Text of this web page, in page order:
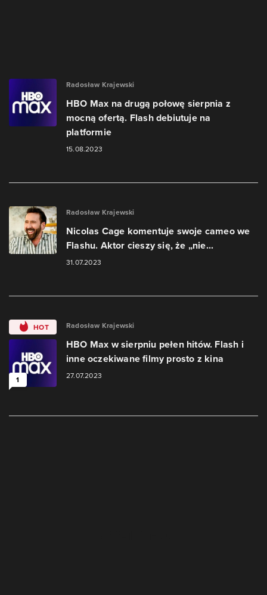
Radosław Krajewski
HBO Max na drugą połowę sierpnia z
mocną ofertą. Flash debiutuje na
platformie
15.08.2023
Radosław Krajewski
Nicolas Cage komentuje swoje cameo we
Flashu. Aktor cieszy się, że „nie...
31.07.2023
HOT
1
Radosław Krajewski
HBO Max w sierpniu pełen hitów. Flash i
inne oczekiwane filmy prosto z kina
27.07.2023